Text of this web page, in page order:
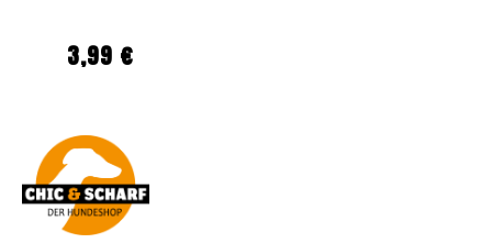
Regulärer Preis:
3,99 €